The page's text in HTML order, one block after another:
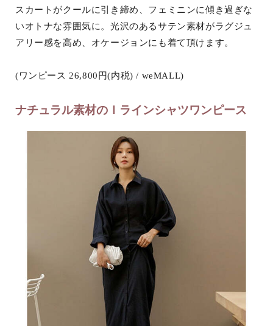
スカートがクールに引き締め、フェミニンに傾き過ぎな
いオトナな雰囲気に。光沢のあるサテン素材がラグジュ
アリー感を高め、オケージョンにも着て頂けます。
(ワンピース 26,800円(内税) / weMALL)
ナチュラル素材のＩラインシャツワンピース